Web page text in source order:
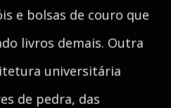
e bolsas de couro que
livros demais. Outra
universitária
de pedra, das